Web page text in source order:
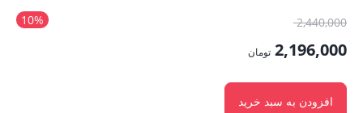
10% 2,440,000قیمت
اصلی:
2,196,000 تومان
فعلی:
افزودن به سبد خرید